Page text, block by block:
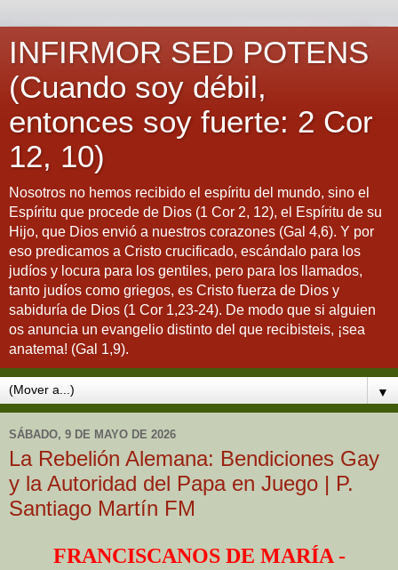
INFIRMOR SED POTENS
(Cuando soy débil,
entonces soy fuerte: 2 Cor
12, 10)
Nosotros no hemos recibido el espíritu del mundo, sino el
Espíritu que procede de Dios (1 Cor 2, 12), el Espíritu de su
Hijo, que Dios envió a nuestros corazones (Gal 4,6). Y por
eso predicamos a Cristo crucificado, escándalo para los
judíos y locura para los gentiles, pero para los llamados,
tanto judíos como griegos, es Cristo fuerza de Dios y
sabiduría de Dios (1 Cor 1,23-24). De modo que si alguien
os anuncia un evangelio distinto del que recibisteis, ¡sea
anatema! (Gal 1,9).
▼
SÁBADO, 9 DE MAYO DE 2026
La Rebelión Alemana: Bendiciones Gay
y la Autoridad del Papa en Juego | P.
Santiago Martín FM
FRANCISCANOS DE MARÍA -